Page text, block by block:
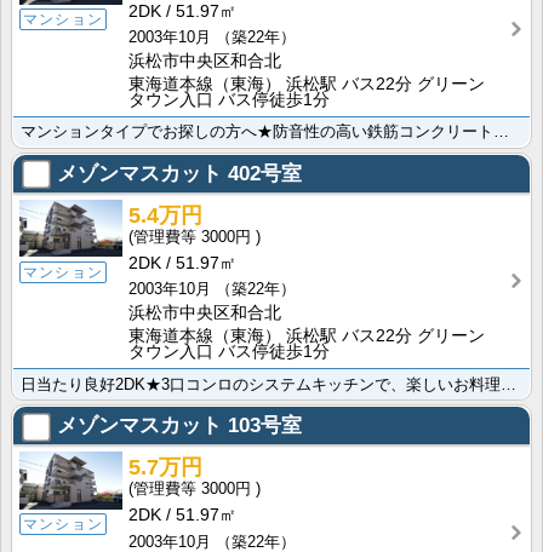
マンション
2DK
51.97㎡
2003年10月
（築22年）
浜松市中央区和合北
東海道本線（東海） 浜松駅 バス22分 グリーン
タウン入口 バス停徒歩1分
メゾンマスカット 402号室
マンション
5.4万円
3000円
2DK
51.97㎡
2003年10月
（築22年）
浜松市中央区和合北
東海道本線（東海） 浜松駅 バス22分 グリーン
タウン入口 バス停徒歩1分
メゾンマスカット 103号室
マンション
5.7万円
3000円
2DK
51.97㎡
2003年10月
（築22年）